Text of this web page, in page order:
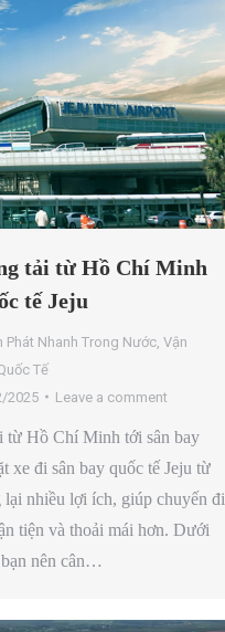
tải từ Hồ Chí Minh
tế Jeju
Phát Nhanh Trong Nước Vận
Tế
2025 Leave a comment
từ Hồ Chí Minh tới sân bay
xe đi sân bay quốc tế Jeju từ
nhiều lợi ích, giúp chuyến đi
tiện và thoải mái hơn. Dưới
nên cân…